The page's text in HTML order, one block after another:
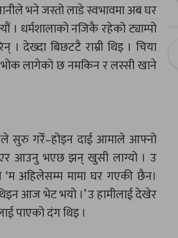
भने जस्तो लाडे स्वभावमा अब घर
। धर्मशालाको नजिकै रहेको ट्याम्पो
देख्दा बिछटटै राम्री थिइ । चिया
भोक लागेको छ नमकिन र लस्सी खाने
मैले सुरु गरेँ–होइन दाई आमाले आफ्नो
आउनु भएछ झन् खुसी लाग्यो । उ
अहिलेसम्म मामा घर गएकी छैन।
आज भेट भयो ।’ उ हामीलाई देखेर
पाएको दंग थिइ ।